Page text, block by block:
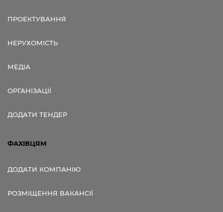
ПРОЕКТУВАННЯ
НЕРУХОМІСТЬ
МЕДІА
ОРГАНІЗАЦІЇ
ДОДАТИ ТЕНДЕР
ФАХІВЦЯМ
ДОДАТИ КОМПАНІЮ
РОЗМІЩЕННЯ ВАКАНСІЇ